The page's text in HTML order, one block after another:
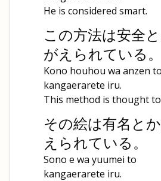
He is considered smart.
この方法は安全
がえられている。
Kono houhou wa anzen to
kangaerarete iru.
This method is thought
その絵は有名と
えられている。
Sono e wa yuumei to
kangaerarete iru.